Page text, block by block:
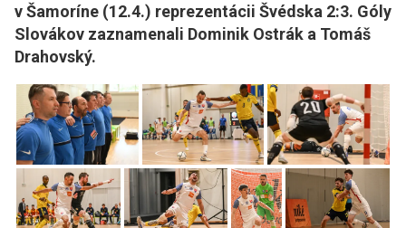
v Šamoríne (12.4.) reprezentácii Švédska 2:3. Góly
Slovákov zaznamenali Dominik Ostrák a Tomáš
Drahovský.